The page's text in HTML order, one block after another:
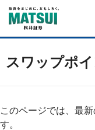
スワップポ
このページでは、最
す。